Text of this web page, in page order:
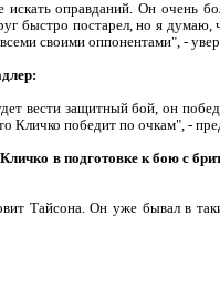
оправданий. Он очень
быстро постарел, но я думаю,
своими оппонентами", -
вести защитный бой, он
Кличко победит по очкам", -
в подготовке к бою с
Тайсона. Он уже бывал в